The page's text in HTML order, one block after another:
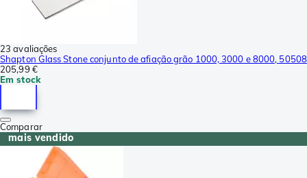
23 avaliações
Shapton Glass Stone conjunto de afiação grão 1000, 3000 e 8000, 50508
205,99 €
Em stock
Comparar
mais vendido